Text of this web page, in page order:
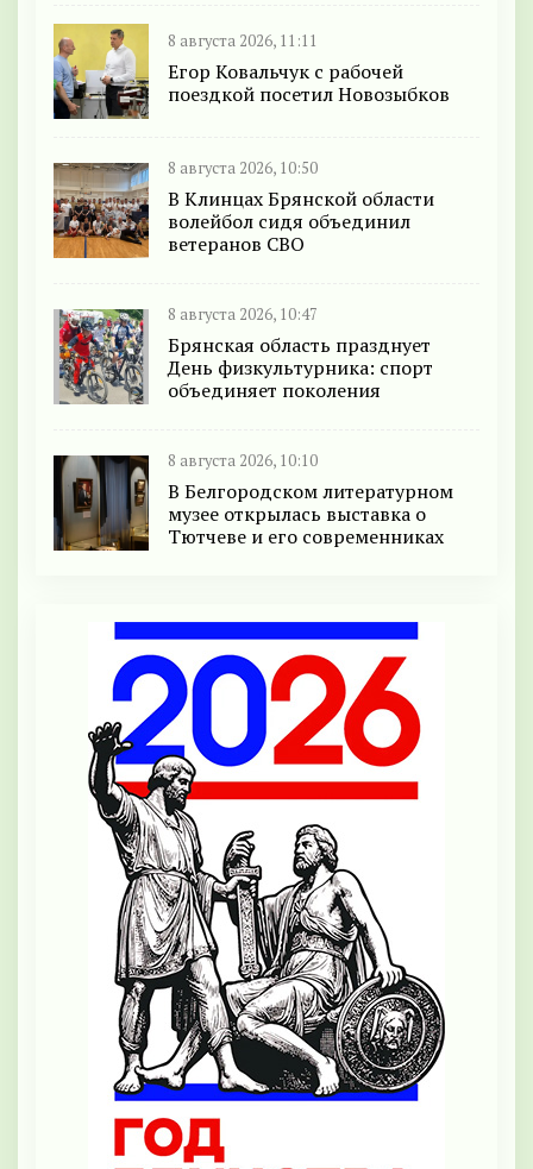
8 августа 2026, 11:11
Егор Ковальчук с рабочей
поездкой посетил Новозыбков
8 августа 2026, 10:50
В Клинцах Брянской области
волейбол сидя объединил
ветеранов СВО
8 августа 2026, 10:47
Брянская область празднует
День физкультурника: спорт
объединяет поколения
8 августа 2026, 10:10
В Белгородском литературном
музее открылась выставка о
Тютчеве и его современниках